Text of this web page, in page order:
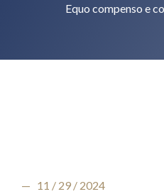
Equo compenso e
— 11 / 29 / 2024